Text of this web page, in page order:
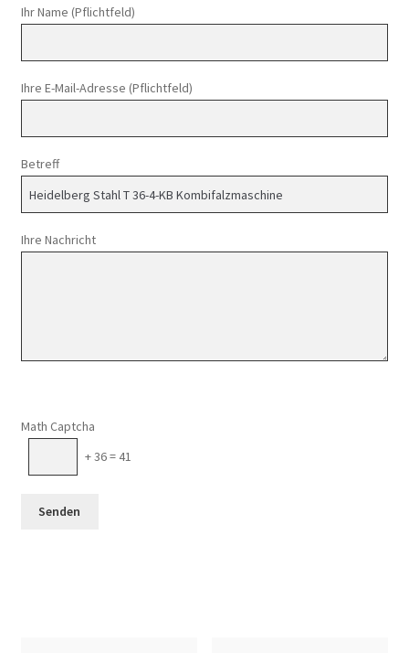
Ihr Name (Pflichtfeld)
Ihre E-Mail-Adresse (Pflichtfeld)
Betreff
Ihre Nachricht
Math Captcha
+ 36 = 41